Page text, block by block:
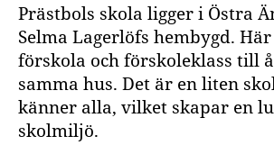
Prästbols skola ligger i Östra
Selma Lagerlöfs hembygd.
förskola och förskoleklass till
samma hus. Det är en liten
känner alla, vilket skapar en
skolmiljö.